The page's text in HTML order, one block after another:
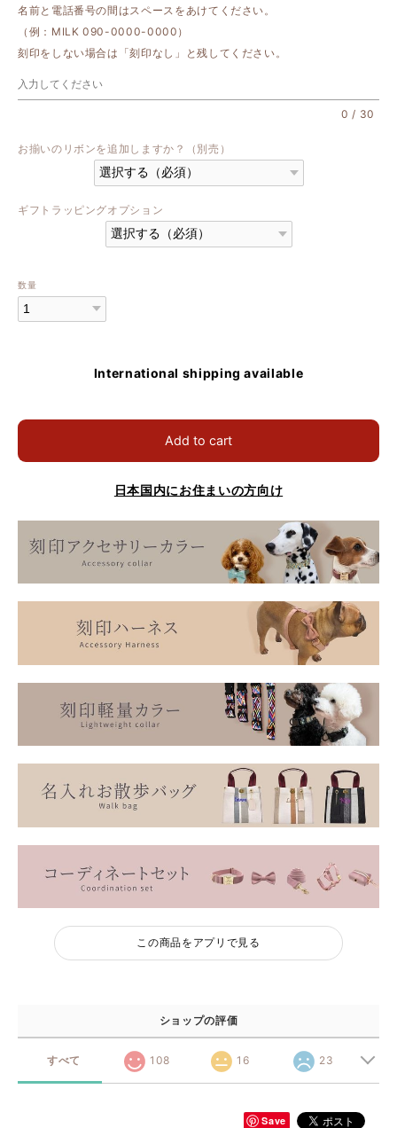
名前と電話番号の間はスペースをあけてください。
（例：MILK 090-0000-0000）
刻印をしない場合は「刻印なし」と残してください。
0 / 30
お揃いのリボンを追加しますか？（別売）
ギフトラッピングオプション
数量
International shipping available
Add to cart
日本国内にお住まいの方向け
この商品をアプリで見る
ショップの評価
すべて 108 16 23
Save